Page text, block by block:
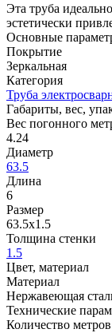
Эта труба
эстетически
Основные
Покрытие
Зеркальная
Категория
Труба
Габариты, вес,
Вес погонного
4.24
Диаметр
63.5
Длина
6
Размер
63.5х1.5
Толщина стенки
1.5
Цвет, материал
Материал
Нержавеющая
Технические
Количество